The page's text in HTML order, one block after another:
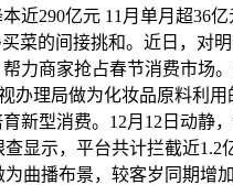
290亿元 11月单月超36
菜的间接挑和。近日，
力商家抢占春节消费市
理局做为化妆品原料利
新型消费。12月12日动
显示，平台共计拦截近
曲播布景，较客岁同期